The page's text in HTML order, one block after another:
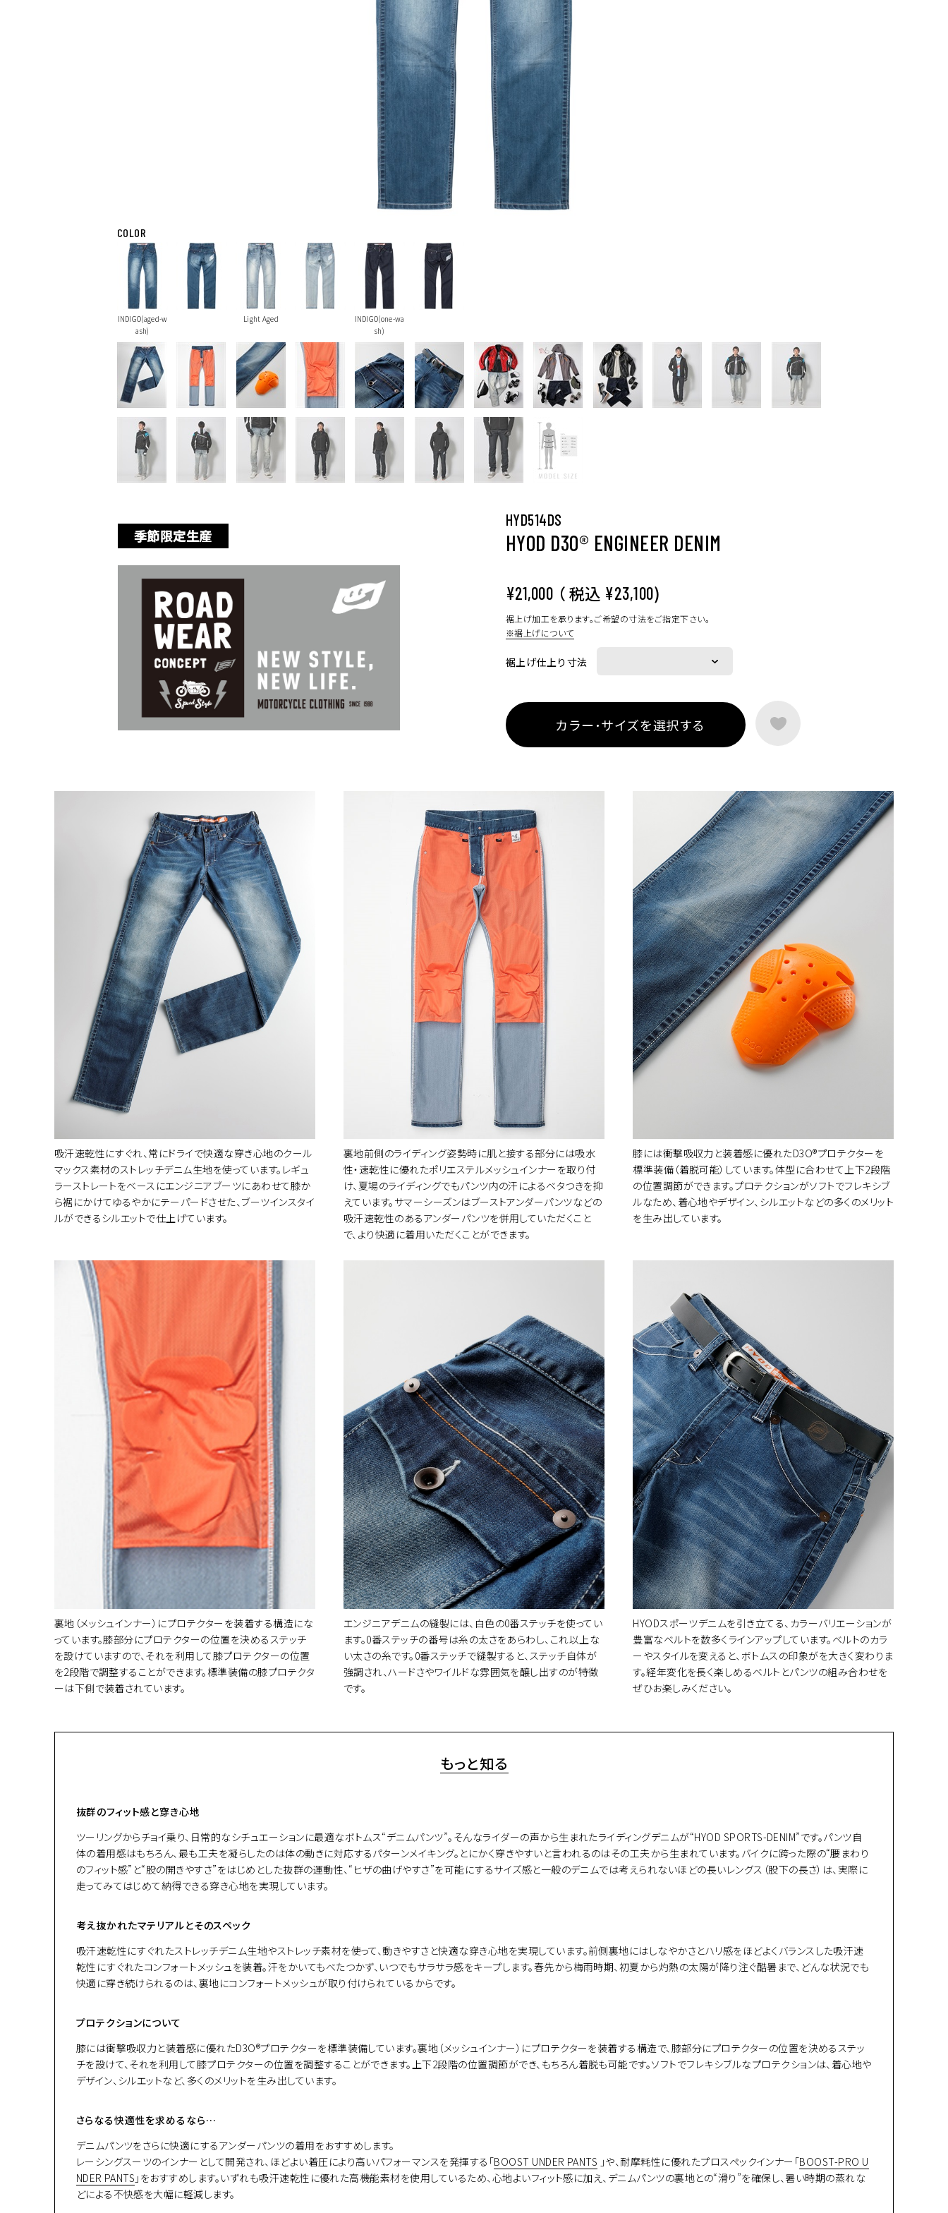
COLOR
INDIGO(aged-w
ash)
Light Aged
INDIGO(one-wa
sh)
季節限定生産
HYD514DS
HYOD D3O® ENGINEER DENIM
¥21,000 （ 税込 ¥23,100)
裾上げ加工を承ります。ご希望の寸法をご指定下さい。
※裾上げについて
裾上げ仕上り寸法
カラー･サイズを選択する
吸汗速乾性にすぐれ、常にドライで快適な穿き心地のクール
マックス素材のストレッチデニム生地を使っています。レギュ
ラーストレートをベースにエンジニアブーツにあわせて膝か
ら裾にかけてゆるやかにテーパードさせた、ブーツインスタイ
ルができるシルエットで仕上げています。
裏地前側のライディング姿勢時に肌と接する部分には吸水
性・速乾性に優れたポリエステルメッシュインナーを取り付
け、夏場のライディングでもパンツ内の汗によるベタつきを抑
えています。サマーシーズンはブーストアンダーパンツなどの
吸汗速乾性のあるアンダーパンツを併用していただくこと
で、より快適に着用いただくことができます。
膝には衝撃吸収力と装着感に優れたD3O®プロテクターを
標準装備（着脱可能）しています。体型に合わせて上下2段階
の位置調節ができます。プロテクションがソフトでフレキシブ
ルなため、着心地やデザイン、シルエットなどの多くのメリット
を生み出しています。
裏地（メッシュインナー）にプロテクターを装着する構造にな
っています。膝部分にプロテクターの位置を決めるステッチ
を設けていますので、それを利用して膝プロテクターの位置
を2段階で調整することができます。標準装備の膝プロテクタ
ーは下側で装着されています。
エンジニアデニムの縫製には、白色の0番ステッチを使ってい
ます。0番ステッチの番号は糸の太さをあらわし、これ以上な
い太さの糸です。0番ステッチで縫製すると、ステッチ自体が
強調され、ハードさやワイルドな雰囲気を醸し出すのが特徴
です。
HYODスポーツデニムを引き立てる、カラーバリエーションが
豊富なベルトを数多くラインアップしています。ベルトのカラ
ーやスタイルを変えると、ボトムスの印象がを大きく変わりま
す。経年変化を長く楽しめるベルトとパンツの組み合わせを
ぜひお楽しみください。
もっと知る
抜群のフィット感と穿き心地
ツーリングからチョイ乗り、日常的なシチュエーションに最適なボトムス“デニムパンツ”。そんなライダーの声から生まれたライディングデニムが“HYOD SPORTS-DENIM”です。パンツ自
体の着用感はもちろん、最も工夫を凝らしたのは体の動きに対応するパターンメイキング。とにかく穿きやすいと言われるのはその工夫から生まれています。バイクに跨った際の“腰まわり
のフィット感”と“股の開きやすさ”をはじめとした抜群の運動性、“ヒザの曲げやすさ”を可能にするサイズ感と一般のデニムでは考えられないほどの長いレングス（股下の長さ）は、実際に
走ってみてはじめて納得できる穿き心地を実現しています。
考え抜かれたマテリアルとそのスペック
吸汗速乾性にすぐれたストレッチデニム生地やストレッチ素材を使って、動きやすさと快適な穿き心地を実現しています。前側裏地にはしなやかさとハリ感をほどよくバランスした吸汗速
乾性にすぐれたコンフォートメッシュを装着。汗をかいてもべたつかず、いつでもサラサラ感をキープします。春先から梅雨時期、初夏から灼熱の太陽が降り注ぐ酷暑まで、どんな状況でも
快適に穿き続けられるのは、裏地にコンフォートメッシュが取り付けられているからです。
プロテクションについて
膝には衝撃吸収力と装着感に優れたD3O®プロテクターを標準装備しています。裏地（メッシュインナー）にプロテクターを装着する構造で、膝部分にプロテクターの位置を決めるステッ
チを設けて、それを利用して膝プロテクターの位置を調整することができます。上下2段階の位置調節ができ、もちろん着脱も可能です。ソフトでフレキシブルなプロテクションは、着心地や
デザイン、シルエットなど、多くのメリットを生み出しています。
さらなる快適性を求めるなら…
デニムパンツをさらに快適にするアンダーパンツの着用をおすすめします。
レーシングスーツのインナーとして開発され、ほどよい着圧により高いパフォーマンスを発揮する「BOOST UNDER PANTS 」や、耐摩耗性に優れたプロスペックインナー「BOOST-PRO U
NDER PANTS 」をおすすめします。いずれも吸汗速乾性に優れた高機能素材を使用しているため、心地よいフィット感に加え、デニムパンツの裏地との“滑り”を確保し、暑い時期の蒸れな
どによる不快感を大幅に軽減します。
INDIGO(aged-wash) ¥23,100(税込) 28 カートに入れる
INDIGO(one-wash) ¥23,100(税込) 28 カートに入れる
(税込) 30 カートに入れる
Light Aged ¥23,100(税込) 31 カートに入れる